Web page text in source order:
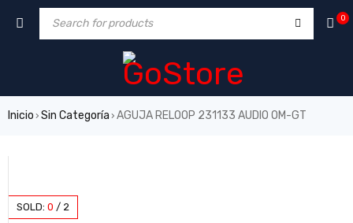
0
Inicio › Sin Categoría › AGUJA RELOOP 231133 AUDIO OM-GT
SOLD: 0 / 2